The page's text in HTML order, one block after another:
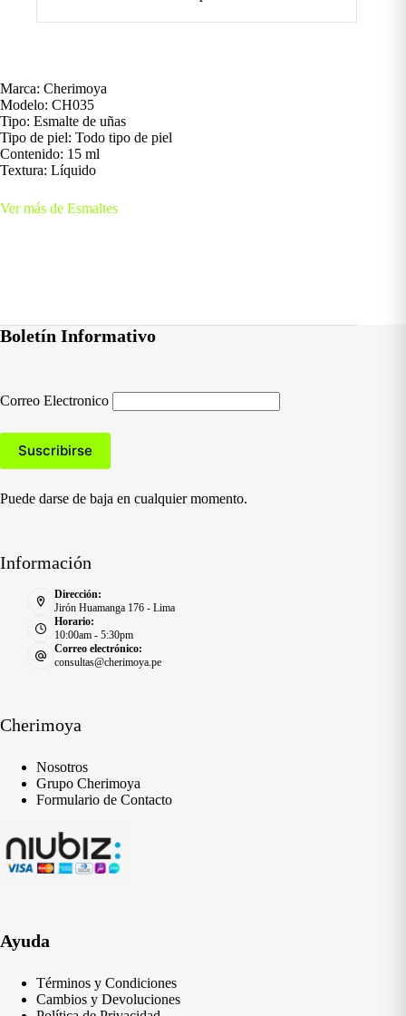
Marca: Cherimoya
Modelo: CH035
Tipo: Esmalte de uñas
Tipo de piel: Todo tipo de piel
Contenido: 15 ml
Textura: Líquido
Ver más de Esmaltes
Boletín Informativo
Correo Electronico
Puede darse de baja en cualquier momento.
Información
Dirección:
Jirón Huamanga 176 - Lima
Horario:
10:00am - 5:30pm
Correo electrónico:
consultas@cherimoya.pe
Cherimoya
Nosotros
Grupo Cherimoya
Formulario de Contacto
Ayuda
Términos y Condiciones
Cambios y Devoluciones